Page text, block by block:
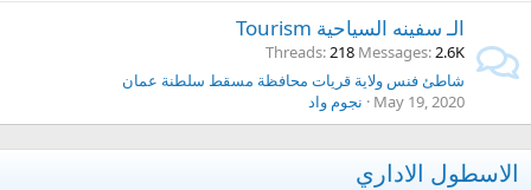
الـ سفينه السياحية Tourism
Threads 218 Messages 2.6K
شاطئ فنس ولاية قريات محافظة مسقط سلطنة عمان
May 19, 2020
نجوم واد
الاسطول الاداري